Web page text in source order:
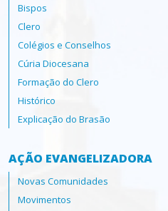
Bispos
Clero
Colégios e Conselhos
Cúria Diocesana
Formação do Clero
Histórico
Explicação do Brasão
AÇÃO EVANGELIZADORA
Novas Comunidades
Movimentos